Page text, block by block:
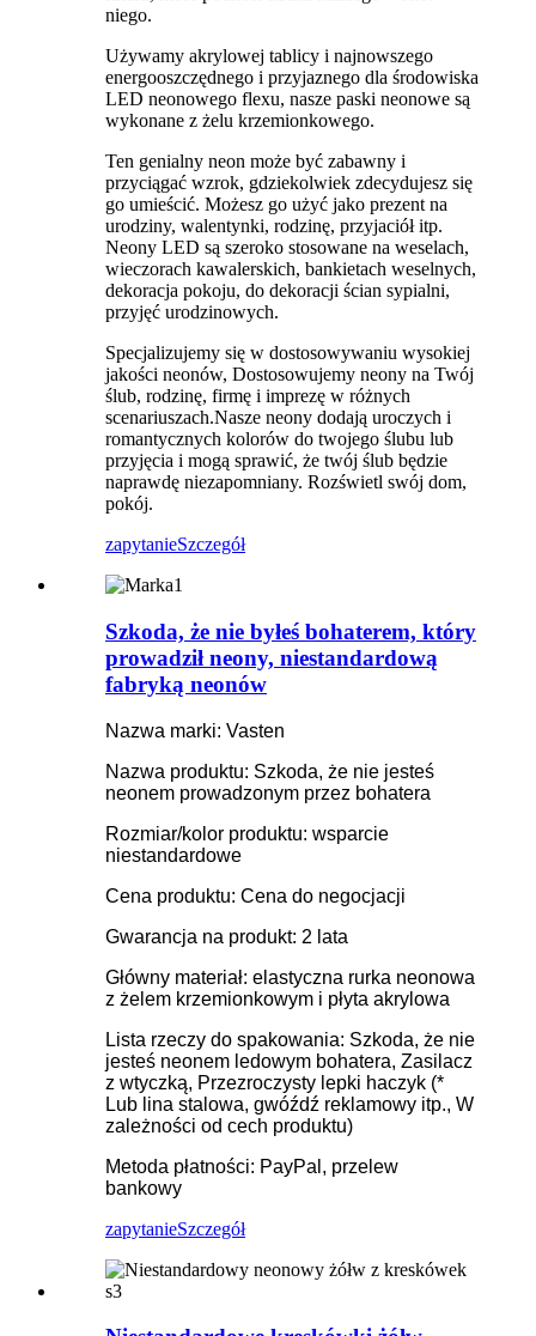
niego.
Używamy akrylowej tablicy i najnowszego
energooszczędnego i przyjaznego dla środowiska
LED neonowego flexu, nasze paski neonowe są
wykonane z żelu krzemionkowego.
Ten genialny neon może być zabawny i
przyciągać wzrok, gdziekolwiek zdecydujesz się
go umieścić. Możesz go użyć jako prezent na
urodziny, walentynki, rodzinę, przyjaciół itp.
Neony LED są szeroko stosowane na weselach,
wieczorach kawalerskich, bankietach weselnych,
dekoracja pokoju, do dekoracji ścian sypialni,
przyjęć urodzinowych.
Specjalizujemy się w dostosowywaniu wysokiej
jakości neonów, Dostosowujemy neony na Twój
ślub, rodzinę, firmę i imprezę w różnych
scenariuszach.Nasze neony dodają uroczych i
romantycznych kolorów do twojego ślubu lub
przyjęcia i mogą sprawić, że twój ślub będzie
naprawdę niezapomniany. Rozświetl swój dom,
pokój.
zapytanieSzczegół
Szkoda, że ​​​​nie byłeś bohaterem, który
prowadził neony, niestandardową
fabryką neonów
Nazwa marki: Vasten
Nazwa produktu: Szkoda, że ​​nie jesteś
neonem prowadzonym przez bohatera
Rozmiar/kolor produktu: wsparcie
niestandardowe
Cena produktu: Cena do negocjacji
Gwarancja na produkt: 2 lata
Główny materiał: elastyczna rurka neonowa
z żelem krzemionkowym i płyta akrylowa
Lista rzeczy do spakowania: Szkoda, że ​​nie
jesteś neonem ledowym bohatera, Zasilacz
z wtyczką, Przezroczysty lepki haczyk (*
Lub lina stalowa, gwóźdź reklamowy itp., W
zależności od cech produktu)
Metoda płatności: PayPal, przelew
bankowy
zapytanieSzczegół